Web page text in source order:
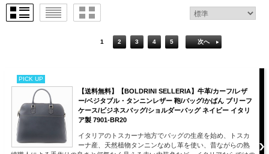
1 2 3 4 5 次へ
PICK UP
【送料無料】【BOLDRINI SELLERIA】牛革/カーフ/レザ
ー/ベジタブル・タンニンレザー 鞄/バッグ/かばん ブリーフ
ケース/ビジネスバッグ/ショルダーバッグ ネイビー イタリ
ア製 7901-BR20
イタリアのトスカーナ地方でバッグの生産を始め、トスカ
ーナ産、天然植物タンニンなめし革を使い、昔ながらの熟